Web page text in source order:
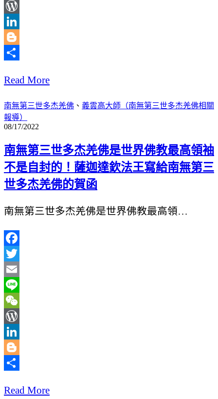
WeChat
WordPress
LinkedIn
Blogger
享
Read More
南無第三世多杰羌佛 、 義雲高大師（南無第三世多杰羌佛相關
報導）
08/17/2022
南無第三世多杰羌佛是世界佛教最高領袖
不是自封的！薩迦達欽法王寫給南無第三
世多杰羌佛的賀函
南無第三世多杰羌佛是世界佛教最高領…
Facebook
Twitter
Email
Line
WeChat
WordPress
LinkedIn
Blogger
享
Read More